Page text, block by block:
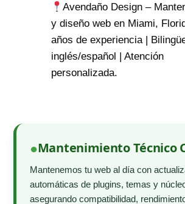
Avendaño Design –
y diseño web en Miami,
años de experiencia |
inglés/español | Atención
personalizada.
Mantenimiento Técnico
Mantenemos tu web al día con
automáticas de plugins, temas y
asegurando compatibilidad,